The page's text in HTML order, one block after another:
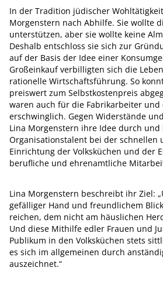
In der Tradition jüdischer
Morgenstern nach Abhilfe. Sie wollte
unterstützen, aber sie wollte keine
Deshalb entschloss sie sich zur
auf der Basis der Idee einer
Großeinkauf verbilligten sich die
rationelle Wirtschaftsführung. So
preiswert zum Selbstkostenpreis
waren auch für die Fabrikarbeiter und
erschwinglich. Gegen Widerstände
Lina Morgenstern ihre Idee durch und
Organisationstalent bei der schnellen
Einrichtung der Volksküchen und der
berufliche und ehrenamtliche
Lina Morgenstern beschreibt ihr Ziel:
gefälliger Hand und freundlichem
reichen, dem nicht am häuslichen
Und diese Mithilfe edler Frauen und
Publikum in den Volksküchen stets
es sich im allgemeinen durch
auszeichnet.“